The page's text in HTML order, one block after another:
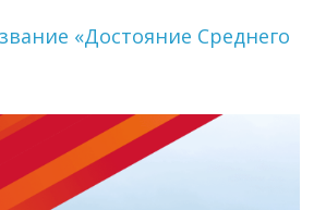
«Достояние Среднего